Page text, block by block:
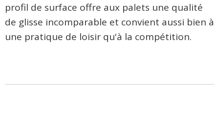
profil de surface offre aux palets une qualité
de glisse incomparable et convient aussi bien à
une pratique de loisir qu'à la compétition.